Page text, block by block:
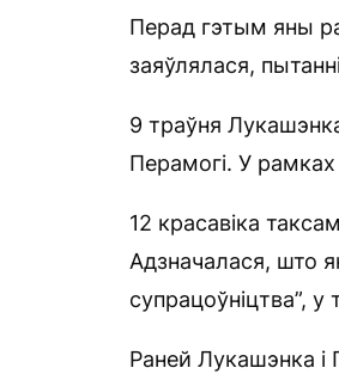
Перад гэтым яны
заяўлялася,
9 траўня
Перамогі. У рамках
12 красавіка
Адзначалася, што
супрацоўніцтва”,
Раней Лукашэнка і